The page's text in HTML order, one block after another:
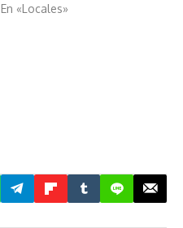
En «Locales»